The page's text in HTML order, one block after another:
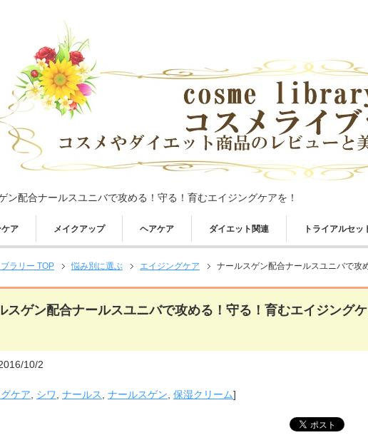
ン配合ナールスユニバで攻める！守る！育むエイジングケアを！
ケア メイクアップ ヘアケア ダイエット関連 トライアルセッ
ラリー TOP 悩み別に選ぶ エイジングケア ナールスゲン配合ナールスユニバで攻
スゲン配合ナールスユニバで攻める！守る！育むエイジング
10/2
ケア シワ ナールス ナールスゲン 保湿クリーム]